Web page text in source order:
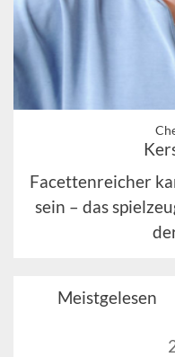
Facettenreicher
sein – das
Meistgelesen